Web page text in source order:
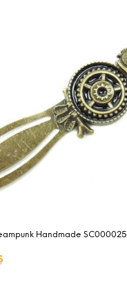
Handmade SC000025